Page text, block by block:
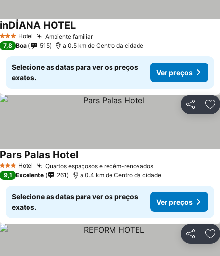
3 EstrelasHotel Ambiente familiar
inDİANA HOTEL
7,8 Boa 515 a 0.5 km de Centro da cidade
Selecione as datas para ver os preços
exatos.
Ver preços
Partilhar
3 EstrelasHotel Quartos espaçosos e recém-renovados
Pars Palas Hotel
9,1 Excelente 261 a 0.4 km de Centro da cidade
Selecione as datas para ver os preços
exatos.
Ver preços
Partilhar